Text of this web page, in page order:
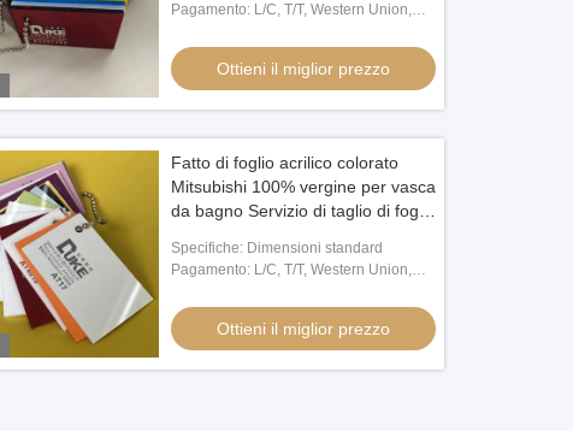
Pagamento: L/C, T/T, Western Union,
Ottieni il miglior prezzo
Fatto di foglio acrilico colorato
Mitsubishi 100% vergine per vasca
da bagno Servizio di taglio di foglio
Specifiche: Dimensioni standard
Pagamento: L/C, T/T, Western Union,
Ottieni il miglior prezzo